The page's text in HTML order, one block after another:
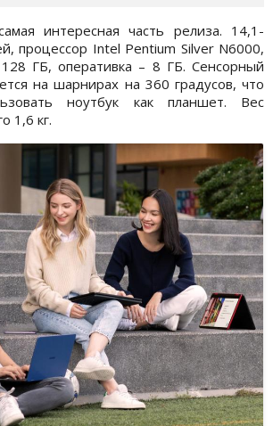
интересная часть релиза. 14,1-
процессор Intel Pentium Silver N6000,
ГБ, оперативка – 8 ГБ. Сенсорный
на шарнирах на 360 градусов, что
ноутбук как планшет. Вес
1,6 кг.